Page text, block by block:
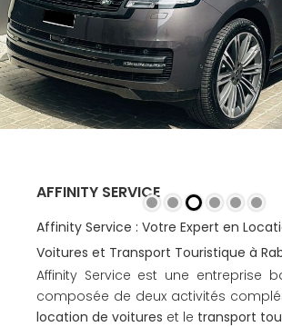
AFFINITY SERVICE
Affinity Service : Votre Expert en
Voitures et Transport Touristique à
Affinity Service est une entreprise
composée de deux activités
location de voitures et le transport